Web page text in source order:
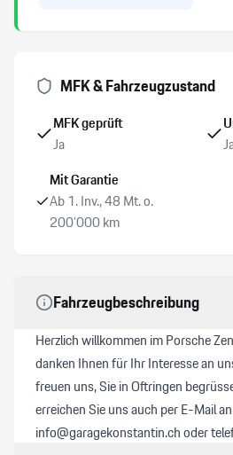
Apple Car Play
Ladekabel Mode 3
Spurwechselassistent
Alarmanlage mit
MFK & Fahrzeugzustand
MFK geprüft
Ja
Mit Garantie
Ab 1. Inv., 48 Mt. o.
200’000 km
Fahrzeugbeschreibung
Herzlich willkommen im Porsche
danken Ihnen für Ihr Interesse an
freuen uns, Sie in Oftringen
erreichen Sie uns auch per E-Mail an
info@garagekonstantin.ch oder